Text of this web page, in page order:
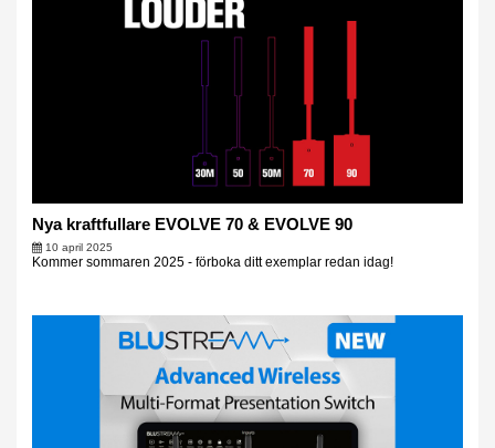
Nya kraftfullare EVOLVE 70 & EVOLVE 90
10 april 2025
Kommer sommaren 2025 - förboka ditt exemplar redan idag!